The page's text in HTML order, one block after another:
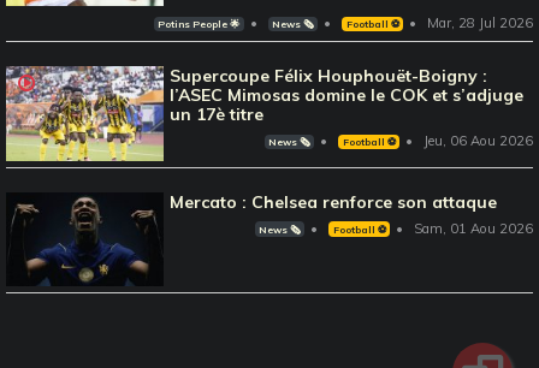
Potins People 🌟 News 🗞️ Football ⚽️ Mar, 28 Jul 2026
Supercoupe Félix Houphouët-Boigny :
l’ASEC Mimosas domine le COK et s’adjuge
un 17è titre
News 🗞️ Football ⚽️ Jeu, 06 Aou 2026
Mercato : Chelsea renforce son attaque
News 🗞️ Football ⚽️ Sam, 01 Aou 2026